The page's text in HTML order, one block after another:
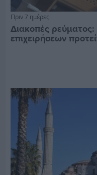
Πριν 7 ημέρες
Διακοπές
επιχειρήσεων